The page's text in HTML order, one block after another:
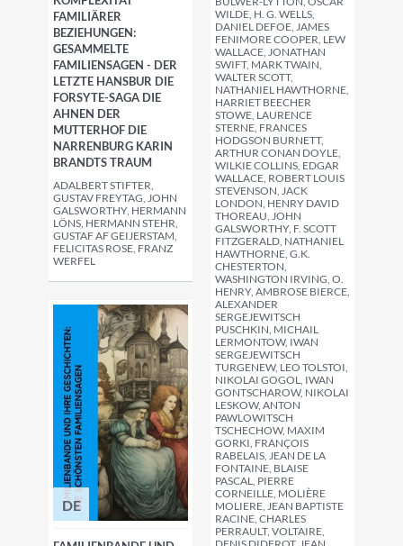
WILDE, H. G. WELLS,
DANIEL DEFOE, JAMES
FENIMORE COOPER, LEW
WALLACE, JONATHAN
SWIFT, MARK TWAIN,
WALTER SCOTT,
NATHANIEL HAWTHORNE,
HARRIET BEECHER
STOWE, LAURENCE
STERNE, FRANCES
HODGSON BURNETT,
ARTHUR CONAN DOYLE,
WILKIE COLLINS, EDGAR
WALLACE, ROBERT LOUIS
STEVENSON, JACK
LONDON, HENRY DAVID
THOREAU, JOHN
GALSWORTHY, F. SCOTT
FITZGERALD, NATHANIEL
HAWTHORNE, G.K.
CHESTERTON,
WASHINGTON IRVING, O.
HENRY, AMBROSE BIERCE,
ALEXANDER
SERGEJEWITSCH
PUSCHKIN, MICHAIL
LERMONTOW, IWAN
SERGEJEWITSCH
TURGENEW, LEO TOLSTOI,
NIKOLAI GOGOL, IWAN
GONTSCHAROW, NIKOLAI
LESKOW, ANTON
PAWLOWITSCH
TSCHECHOW, MAXIM
GORKI, FRANÇOIS
RABELAIS, JEAN DE LA
FONTAINE, BLAISE
PASCAL, PIERRE
CORNEILLE, MOLIÈRE
MOLIERE, JEAN BAPTISTE
RACINE, CHARLES
PERRAULT, VOLTAIRE,
FAMILIÄRER
BEZIEHUNGEN:
GESAMMELTE
FAMILIENSAGEN - DER
LETZTE HANSBUR DIE
FORSYTE-SAGA DIE
AHNEN DER
MUTTERHOF DIE
NARRENBURG KARIN
BRANDTS TRAUM
ADALBERT STIFTER,
GUSTAV FREYTAG, JOHN
GALSWORTHY, HERMANN
LÖNS, HERMANN STEHR,
GUSTAF AF GEIJERSTAM,
FELICITAS ROSE, FRANZ
WERFEL
DE